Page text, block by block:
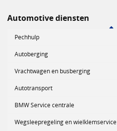
Automotive diensten
Pechhulp
Autoberging
Vrachtwagen en busberging
Autotransport
BMW Service centrale
Wegsleepregeling en wielklemservice